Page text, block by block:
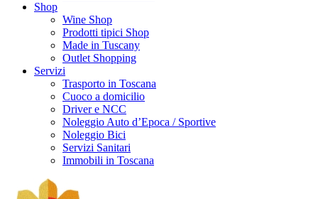
Shop
Wine Shop
Prodotti tipici Shop
Made in Tuscany
Outlet Shopping
Servizi
Trasporto in Toscana
Cuoco a domicilio
Driver e NCC
Noleggio Auto d’Epoca / Sportive
Noleggio Bici
Servizi Sanitari
Immobili in Toscana